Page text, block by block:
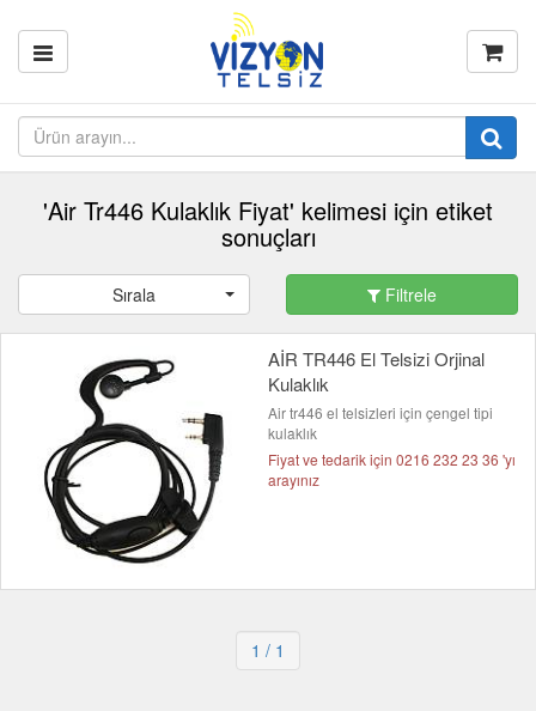
'Air Tr446 Kulaklık Fiyat' kelimesi için etiket
sonuçları
Sırala Filtrele
AİR TR446 El Telsizi Orjinal
Kulaklık
Air tr446 el telsizleri için çengel tipi
kulaklık
Fiyat ve tedarik için 0216 232 23 36 'yı
arayınız
1 / 1